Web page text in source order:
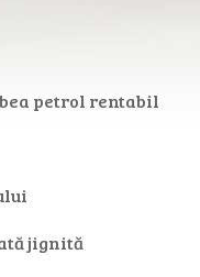
petrol rentabil
jignită